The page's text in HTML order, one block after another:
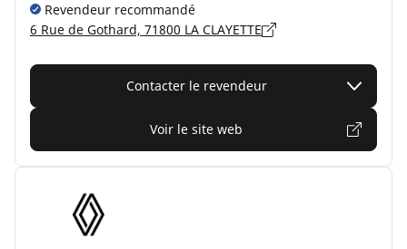
Revendeur recommandé
6 Rue de Gothard, 71800 LA CLAYETTE
Contacter le revendeur
Voir le site web